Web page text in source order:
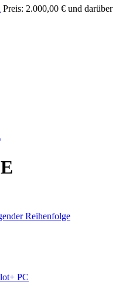
Preis: 2.000,00 € und darüber
Reihenfolge